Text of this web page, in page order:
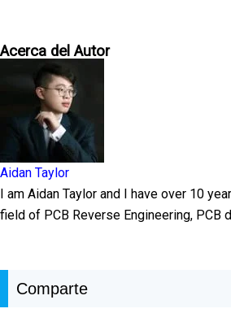
Acerca del Autor
Aidan Taylor
I am Aidan Taylor and I have over 10
field of PCB Reverse Engineering, PCB
Comparte